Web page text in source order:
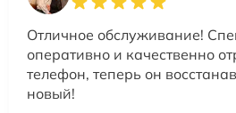
Отличное обслуживание!
оперативно и качественно
телефон, теперь он
новый!